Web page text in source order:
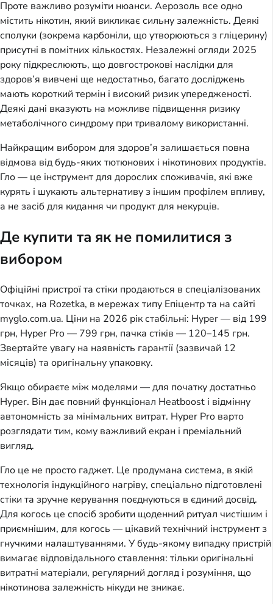
Проте важливо розуміти нюанси. Аерозоль все одно
містить нікотин, який викликає сильну залежність. Деякі
сполуки (зокрема карбоніли, що утворюються з гліцерину)
присутні в помітних кількостях. Незалежні огляди 2025
року підкреслюють, що довгострокові наслідки для
здоров’я вивчені ще недостатньо, багато досліджень
мають короткий термін і високий ризик упередженості.
Деякі дані вказують на можливе підвищення ризику
метаболічного синдрому при тривалому використанні.
Найкращим вибором для здоров’я залишається повна
відмова від будь-яких тютюнових і нікотинових продуктів.
Гло — це інструмент для дорослих споживачів, які вже
курять і шукають альтернативу з іншим профілем впливу,
а не засіб для кидання чи продукт для некурців.
Де купити та як не помилитися з
вибором
Офіційні пристрої та стіки продаються в спеціалізованих
точках, на Rozetka, в мережах типу Епіцентр та на сайті
myglo.com.ua. Ціни на 2026 рік стабільні: Hyper — від 199
грн, Hyper Pro — 799 грн, пачка стіків — 120–145 грн.
Звертайте увагу на наявність гарантії (зазвичай 12
місяців) та оригінальну упаковку.
Якщо обираєте між моделями — для початку достатньо
Hyper. Він дає повний функціонал Heatboost і відмінну
автономність за мінімальних витрат. Hyper Pro варто
розглядати тим, кому важливий екран і преміальний
вигляд.
Гло це не просто гаджет. Це продумана система, в якій
технологія індукційного нагріву, спеціально підготовлені
стіки та зручне керування поєднуються в єдиний досвід.
Для когось це спосіб зробити щоденний ритуал чистішим і
приємнішим, для когось — цікавий технічний інструмент з
гнучкими налаштуваннями. У будь-якому випадку пристрій
вимагає відповідального ставлення: тільки оригінальні
витратні матеріали, регулярний догляд і розуміння, що
нікотинова залежність нікуди не зникає.